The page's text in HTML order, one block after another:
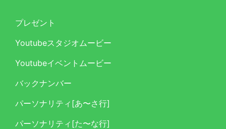
プレゼント
Youtubeスタジオムービー
Youtubeイベントムービー
バックナンバー
パーソナリティ[あ〜さ行]
パーソナリティ[た〜な行]